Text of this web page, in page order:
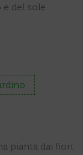
e del sole
pianta dai fiori